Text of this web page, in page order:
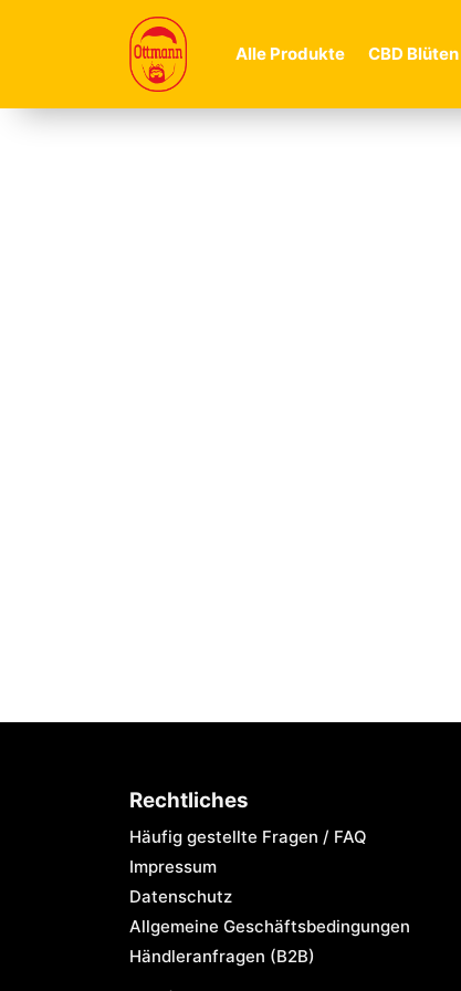
Alle Produkte CBD Blüten
Rechtliches
Häufig gestellte Fragen / FAQ
Impressum
Datenschutz
Allgemeine Geschäftsbedingungen
Händleranfragen (B2B)